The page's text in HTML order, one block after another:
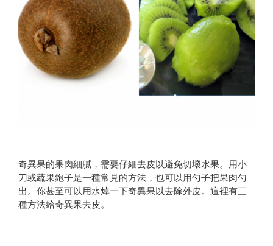
奇異果的果肉細膩，需要仔細去皮以避免切壞水果。用小
刀或蔬果鉋子是一種常見的方法，也可以用勺子把果肉勺
出。你甚至可以用水焯一下奇異果以去除外皮。這裡有三
種方法給奇異果去皮。